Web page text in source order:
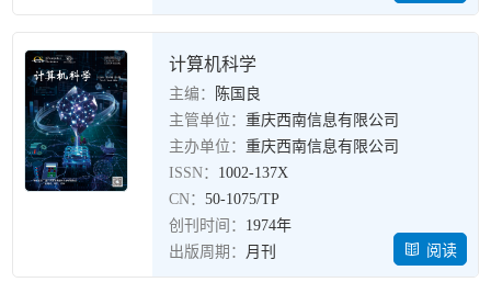
计算机科学
主编：
陈国良
主管单位：重庆西南信息有限公司
主办单位：重庆西南信息有限公司
ISSN： 1002-137X
CN：50-1075/TP
创刊时间： 1974年
出版周期： 月刊 阅读